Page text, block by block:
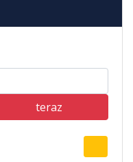
teraz